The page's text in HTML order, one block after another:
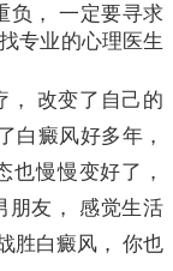
负， 一定要寻求
专业的心理医生
， 改变了自己的
白癜风好多年，
也慢慢变好了，
朋友， 感觉生活
胜白癜风， 你也